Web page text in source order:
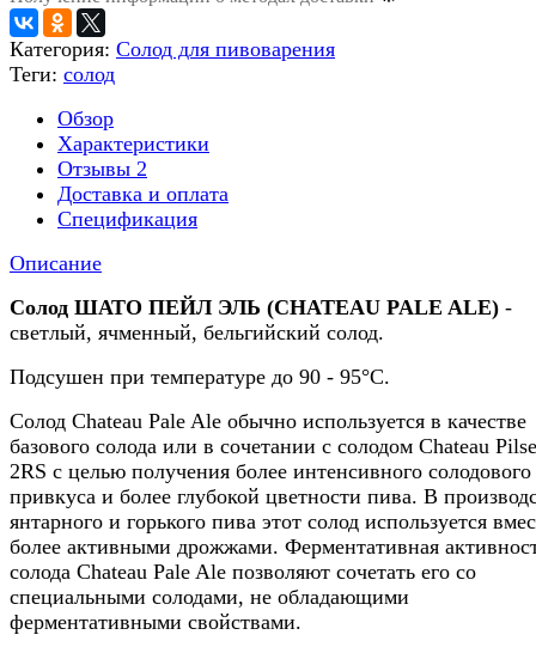
Категория: Солод для пивоварения
Теги: солод
Обзор
Характеристики
Отзывы 2
Доставка и оплата
Спецификация
Описание
Солод ШАТО ПЕЙЛ ЭЛЬ (CHATEAU PALE ALE) -
светлый, ячменный, бельгийский солод.
Подсушен при температуре до 90 - 95°C.
Солод Chateau Pale Ale обычно используется в качестве
базового солода или в сочетании с солодом Chateau
2RS с целью получения более интенсивного солодового
привкуса и более глубокой цветности пива. В
янтарного и горького пива этот солод используется
более активными дрожжами. Ферментативная
солода Chateau Pale Ale позволяют сочетать его со
специальными солодами, не обладающими
ферментативными свойствами.